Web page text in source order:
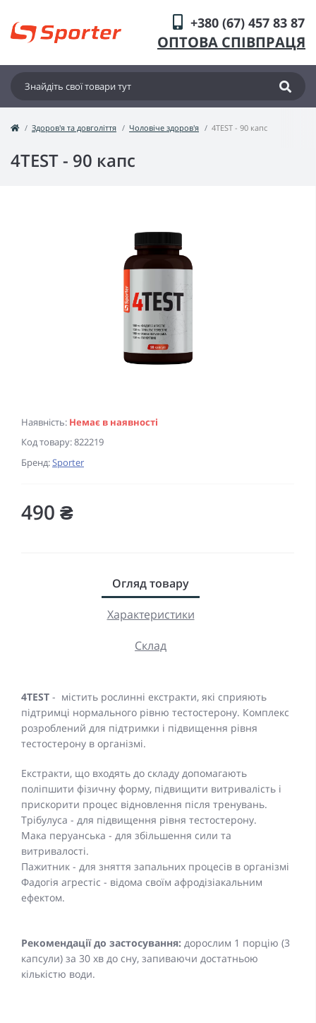
+380 (67) 457 83 87
ОПТОВА СПІВПРАЦЯ
Здоров'я та довголіття Чоловіче здоров'я 4TEST - 90 капс
4TEST - 90 капс
Наявність: Немає в наявності
Код товару:822219
Бренд:Sporter
490 ₴
Огляд товару
Характеристики
Склад
4TEST - містить рослинні екстракти, які сприяють
підтримці нормального рівню тестостерону. Комплекс
розроблений для підтримки і підвищення рівня
тестостерону в організмі.
Екстракти, що входять до складу допомагають
поліпшити фізичну форму, підвищити витривалість і
прискорити процес відновлення після тренувань.
Трібулуса - для підвищення рівня тестостерону.
Мака перуанська - для збільшення сили та
витривалості.
Пажитник - для зняття запальних процесів в організмі
Фадогія агрестіс - відома своїм афродізіакальним
ефектом.
Рекомендації до застосування: дорослим 1 порцію (3
капсули) за 30 хв до сну, запиваючи достатньою
кількістю води.